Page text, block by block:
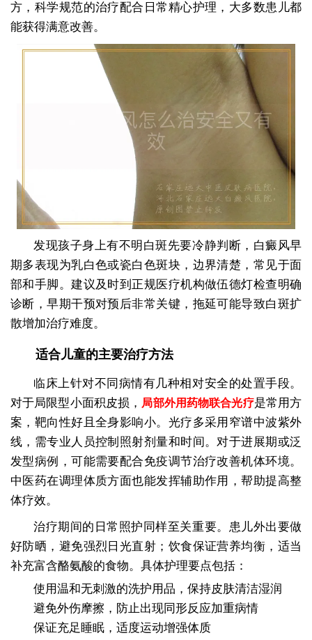
方，科学规范的治疗配合日常精心护理，大多数患儿都
能获得满意改善。
发现孩子身上有不明白斑先要冷静判断，白癜风早
期多表现为乳白色或瓷白色斑块，边界清楚，常见于面
部和手脚。建议及时到正规医疗机构做伍德灯检查明确
诊断，早期干预对预后非常关键，拖延可能导致白斑扩
散增加治疗难度。
适合儿童的主要治疗方法
临床上针对不同病情有几种相对安全的处置手段。
对于局限型小面积皮损， 局部外用药物联合光疗是常用方
案，靶向性好且全身影响小。光疗多采用窄谱中波紫外
线，需专业人员控制照射剂量和时间。对于进展期或泛
发型病例，可能需要配合免疫调节治疗改善机体环境。
中医药在调理体质方面也能发挥辅助作用，帮助提高整
体疗效。
治疗期间的日常照护同样至关重要。患儿外出要做
好防晒，避免强烈日光直射；饮食保证营养均衡，适当
补充富含酪氨酸的食物。具体护理要点包括：
使用温和无刺激的洗护用品，保持皮肤清洁湿润
避免外伤摩擦，防止出现同形反应加重病情
保证充足睡眠，适度运动增强体质